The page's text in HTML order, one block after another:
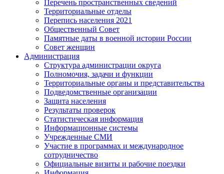
Перечень пространственных сведений
Территориальные отделы
Перепись населения 2021
Общественный Совет
Памятные даты в военной истории России
Совет женщин
Администрация
Структура администрации округа
Полномочия, задачи и функции
Территориальные органы и представительства
Подведомственные организации
Защита населения
Результаты проверок
Статистическая информация
Информационные системы
Учрежденные СМИ
Участие в программах и международное
сотрудничество
Официальные визиты и рабочие поездки